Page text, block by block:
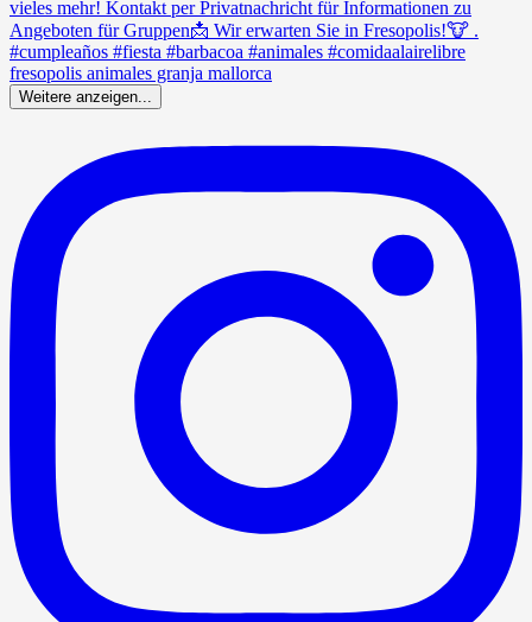
Weitere anzeigen...